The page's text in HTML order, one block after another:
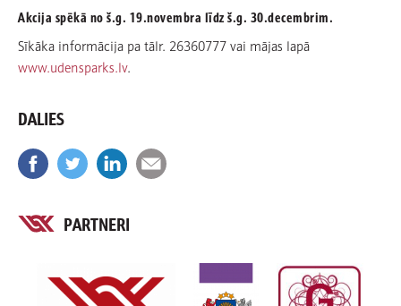
Akcija spēkā no š.g. 19.novembra līdz š.g. 30.decembrim.
Sīkāka informācija pa tālr. 26360777 vai mājas lapā
www.udensparks.lv.
DALIES
PARTNERI